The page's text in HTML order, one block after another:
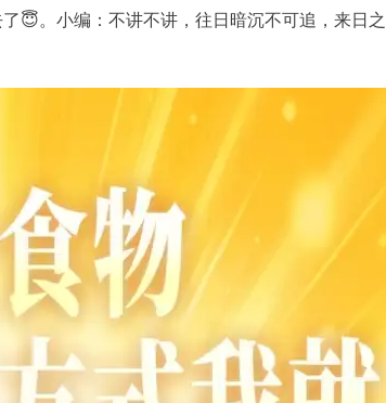
😇。小编：不讲不讲，往日暗沉不可追，来日